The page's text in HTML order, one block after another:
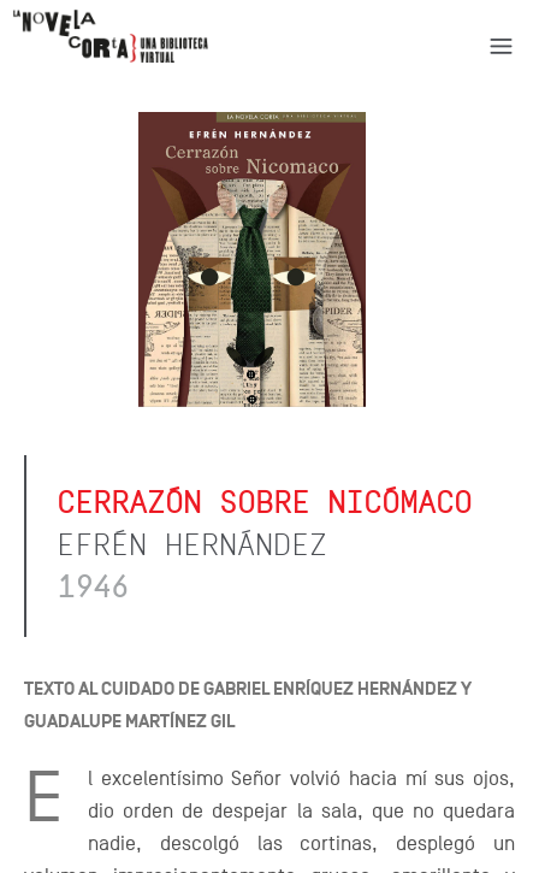
CERRAZÓN SOBRE NICÓMACO
EFRÉN HERNÁNDEZ
1946
TEXTO AL CUIDADO DE GABRIEL ENRÍQUEZ HERNÁNDEZ Y
GUADALUPE MARTÍNEZ GIL
E
l excelentísimo Señor volvió hacia mí sus ojos,
dio orden de despejar la sala, que no quedara
nadie, descolgó las cortinas, desplegó un